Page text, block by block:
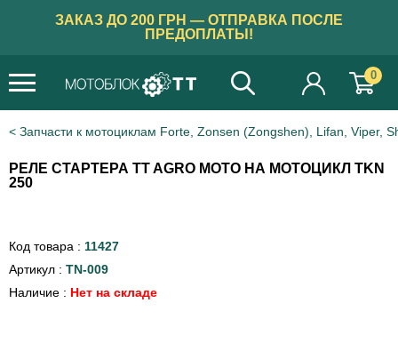
ЗАКАЗ ДО 200 ГРН — ОТПРАВКА ПОСЛЕ
ПРЕДОПЛАТЫ!
0
Запчасти к мотоциклам Forte, Zonsen (Zongshen), Lifan, Viper,
РЕЛЕ СТАРТЕРА TT AGRO MOTO НА МОТОЦИКЛ TKN
250
Код товара : 11427
Артикул : TN-009
Наличие : Нет на складе